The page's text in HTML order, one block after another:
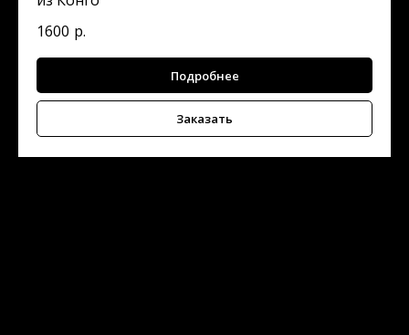
1600 р.
Подробнее
Заказать